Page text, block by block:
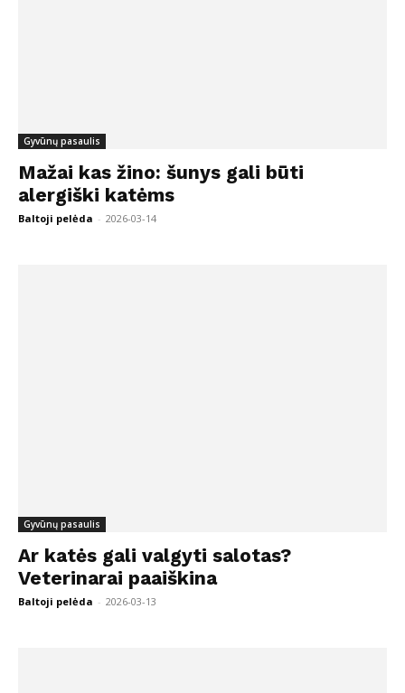
Gyvūnų pasaulis
Mažai kas žino: šunys gali būti
alergiški katėms
Baltoji pelėda - 2026-03-14
Gyvūnų pasaulis
Ar katės gali valgyti salotas?
Veterinarai paaiškina
Baltoji pelėda - 2026-03-13